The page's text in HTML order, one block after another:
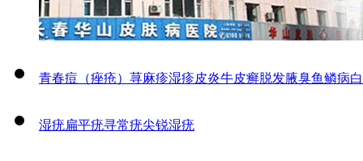
青春痘（痤疮） 荨麻疹湿疹皮炎牛皮癣脱发腋臭鱼鳞病
湿疣扁平疣寻常疣尖锐湿疣